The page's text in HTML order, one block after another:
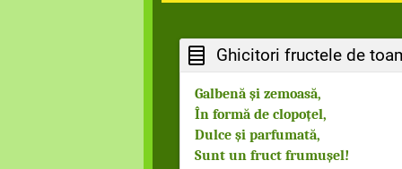
Ghicitori fructele de
Galbenă și zemoasă,
În formă de clopoțel,
Dulce și parfumată,
Sunt un fruct frumușel!